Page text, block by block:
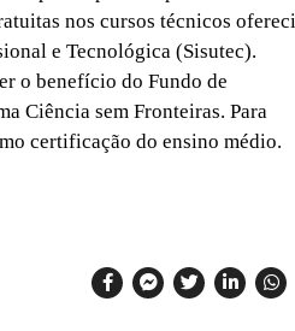
nos cursos técnicos
e Tecnológica (Sisutec).
o benefício do Fundo de
Ciência sem Fronteiras. Para
certificação do ensino médio.